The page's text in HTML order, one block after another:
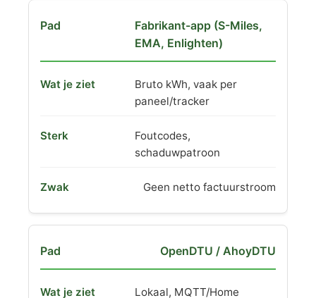
Fabrikant-app (S-Miles,
EMA, Enlighten)
Bruto kWh, vaak per
paneel/tracker
Foutcodes,
schaduwpatroon
Geen netto factuurstroom
OpenDTU / AhoyDTU
Lokaal, MQTT/Home